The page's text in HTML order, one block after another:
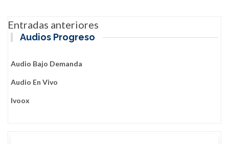
Navegación
de
entradas
Entradas anteriores
Audios Progreso
Audio Bajo Demanda
Audio En Vivo
Ivoox